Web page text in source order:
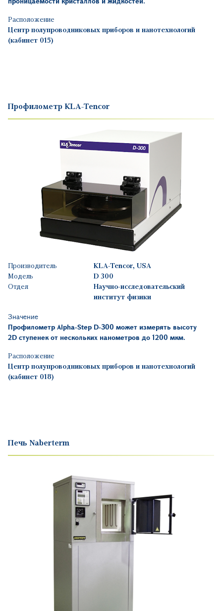
Расположение
Центр полупроводниковых приборов и нанотехнологий
(кабинет 015)
Профилометр KLA-Tencor
Производитель
KLA-Tencor, USA
Модель
D 300
Отдел
Научно-исследовательский
институт физики
Значение
Профилометр Alpha-Step D-300 может измерять высоту
2D ступенек от нескольких нанометров до 1200 мкм.
Расположение
Центр полупроводниковых приборов и нанотехнологий
(кабинет 018)
Печь Naberterm